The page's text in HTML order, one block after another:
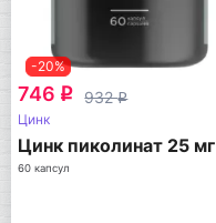
-20%
746 q 932q
Цинк
Цинк пиколинат 25 мг
60 капсул